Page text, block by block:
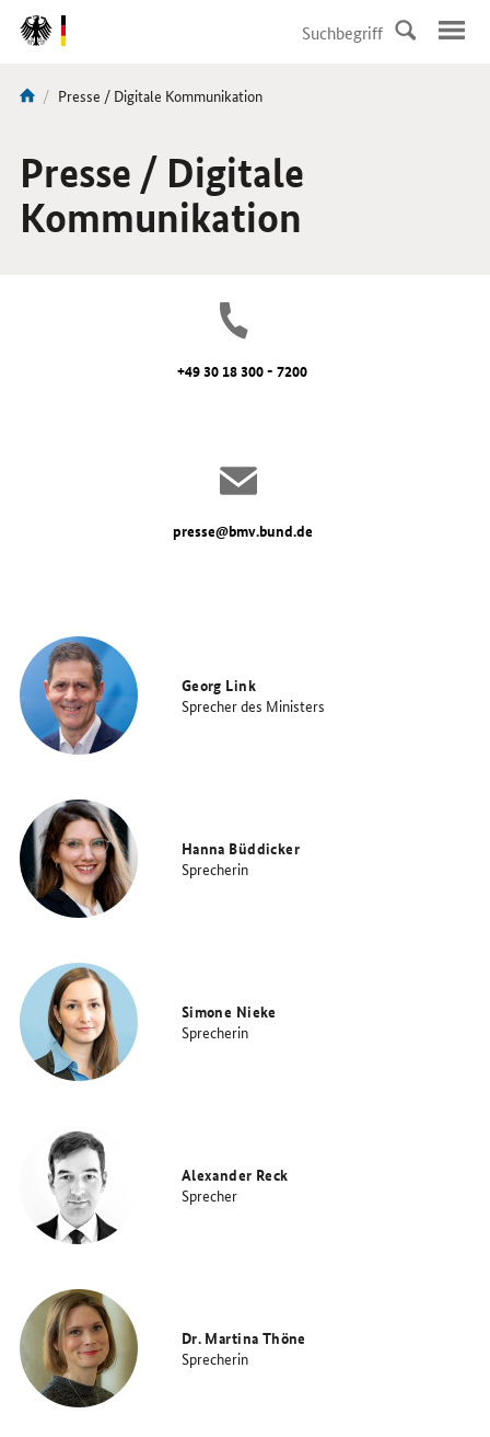
DirektZu:
Navigation
Sie
hier:
Aktuelle
Presse / Digitale Kommunikation
Presse / Digitale
Kommunikation
+49 30 18 300 - 7200
presse@bmv.bund.de
Georg Link
Sprecher des Ministers
Hanna Büddicker
Sprecherin
Simone Nieke
Sprecherin
Alexander Reck
Sprecher
Dr. Martina Thöne
Sprecherin